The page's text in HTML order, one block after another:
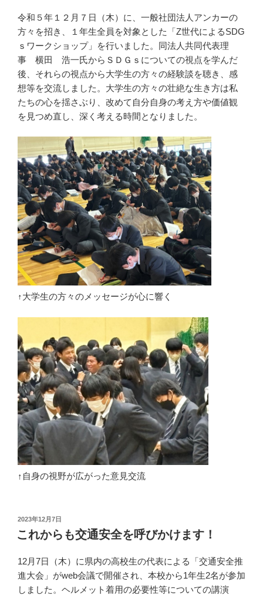
令和５年１２月７日（木）に、一般社団法人アンカーの
方々を招き、１年生全員を対象とした「Z世代によるSDG
ｓワークショップ」を行いました。同法人共同代表理
事 横田 浩一氏からＳＤＧｓについての視点を学んだ
後、それらの視点から大学生の方々の経験談を聴き、感
想等を交流しました。大学生の方々の壮絶な生き方は私
たちの心を揺さぶり、改めて自分自身の考え方や価値観
を見つめ直し、深く考える時間となりました。
↑大学生の方々のメッセージが心に響く
↑自身の視野が広がった意見交流
投
稿
日:
2023年12月7日
これからも交通安全を呼びかけます！
12月7日（木）に県内の高校生の代表による「交通安全推
進大会」がweb会議で開催され、本校から1年生2名が参加
しました。ヘルメット着用の必要性等についての講演